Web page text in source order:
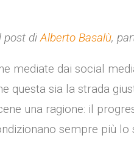
post diAlberto Basalù,
mediate dai social
questa sia la strada
una ragione: il
sempre più lo